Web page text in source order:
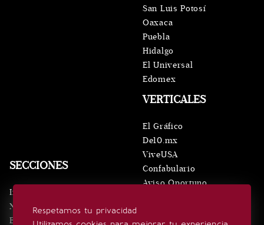
Respetamos tu privacidad
SECCIONES
Inicio
Noticias
Eventos
VERTICALES
El Gráfico
De10.mx
ViveUSA
Confabulario
Aviso Oportuno
San Luis Potosí
Oaxaca
Puebla
Hidalgo
El Universal
Edomex